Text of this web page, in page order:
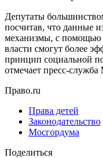
Депутаты
посчитав, что данные
механизмы, с помощью
власти смогут более
принцип социальной
отмечает пресс-
Право.ru
Права детей
Законодательство
Мосгордума
Поделиться